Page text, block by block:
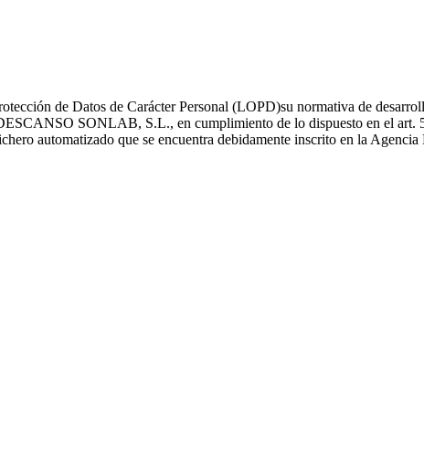
de Datos de Carácter Personal (LOPD)su normativa de
SONLAB, S.L., en cumplimiento de lo dispuesto en el art.
automatizado que se encuentra debidamente inscrito en la